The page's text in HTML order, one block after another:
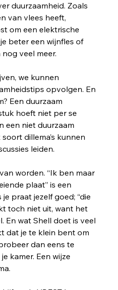
duurzaamheid. Zoals
van vlees heeft,
om een elektrische
beter een wijnfles of
veel meer.
we kunnen
opvolgen. En
Een duurzaam
hoeft niet per se
een niet duurzaam
dillema’s kunnen
leiden.
worden. “Ik ben maar
plaat” is een
praat jezelf goed; “die
toch niet uit, want het
En wat Shell doet is veel
dat je te klein bent om
dan eens te
kamer. Een wijze